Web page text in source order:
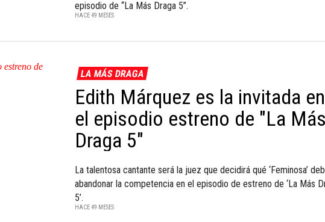
episodio de “La Más Draga 5”.
HACE 49 MESES
LA MÁS DRAGA
Edith Márquez es la invitada en
el episodio estreno de "La Más
Draga 5"
La talentosa cantante será la juez que decidirá qué ‘Feminosa’
abandonar la competencia en el episodio de estreno de ‘La Más
5’.
HACE 49 MESES